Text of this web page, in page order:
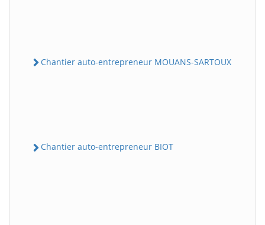
Chantier auto-entrepreneur MOUANS-SARTOUX
Chantier auto-entrepreneur BIOT